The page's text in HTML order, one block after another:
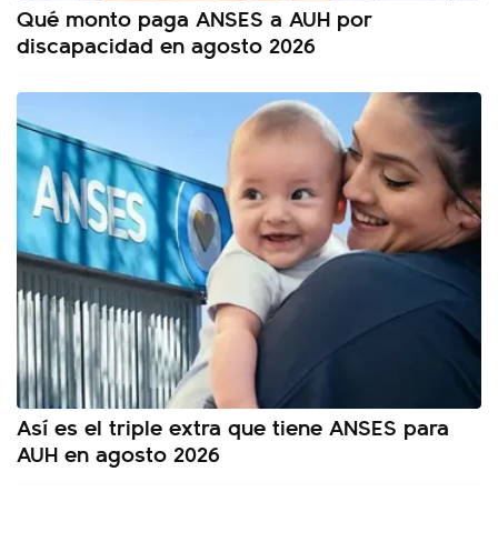
Qué monto paga ANSES a AUH por
discapacidad en agosto 2026
Así es el triple extra que tiene ANSES para
AUH en agosto 2026